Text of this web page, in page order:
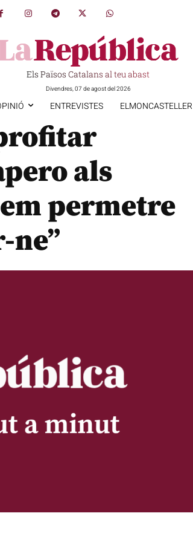
Els Països Catalans al teu abast
Divendres, 07 de agost del 2026
ENTREVISTES ELMONCASTELLER
als
permetre
ne”